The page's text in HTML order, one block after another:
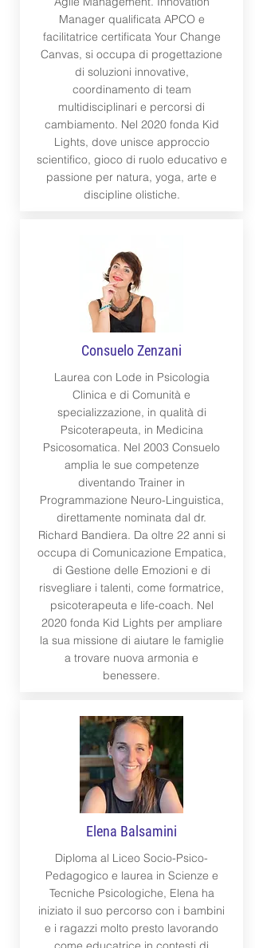
Manager qualificata APCO e
facilitatrice certificata Your Change
Canvas, si occupa di progettazione
di soluzioni innovative,
coordinamento di team
multidisciplinari e percorsi di
cambiamento. Nel 2020 fonda Kid
Lights, dove unisce approccio
scientifico, gioco di ruolo educativo e
passione per natura, yoga, arte e
discipline olistiche.
Consuelo Zenzani
Laurea con Lode in Psicologia
Clinica e di Comunità e
specializzazione, in qualità di
Psicoterapeuta, in Medicina
Psicosomatica. Nel 2003 Consuelo
amplia le sue competenze
diventando Trainer in
Programmazione Neuro-Linguistica,
direttamente nominata dal dr.
Richard Bandiera. Da oltre 22 anni si
occupa di Comunicazione Empatica,
di Gestione delle Emozioni e di
risvegliare i talenti, come formatrice,
psicoterapeuta e life-coach. Nel
2020 fonda Kid Lights per ampliare
la sua missione di aiutare le famiglie
a trovare nuova armonia e
benessere.
Elena Balsamini
Diploma al Liceo Socio-Psico-
Pedagogico e laurea in Scienze e
Tecniche Psicologiche, Elena ha
iniziato il suo percorso con i bambini
e i ragazzi molto presto lavorando